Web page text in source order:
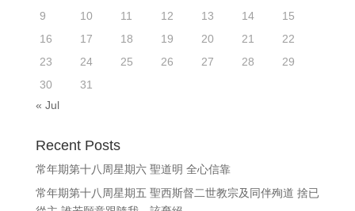
9
10 11 12 13 14
15
16
17 18 19 20 21
22
23
24 25 26 27 28
29
30
31
« Jul
Recent Posts
常年期第十八周星期六 聖道明 全心信靠
常年期第十八周星期五 聖西斯督二世教宗及同伴殉道 捨已